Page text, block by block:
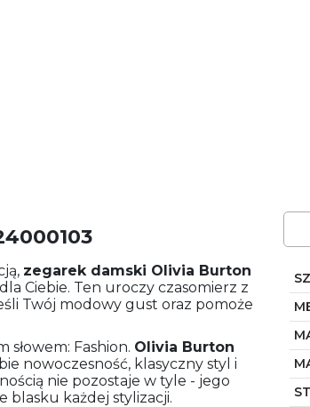
zegarek damski Olivia Burton
Ciebie. Ten uroczy czasomierz z
Twój modowy gust oraz pomoże
Fashion. Olivia Burton
nowoczesność, klasyczny styl i
nie pozostaje w tyle - jego
blasku każdej stylizacji.